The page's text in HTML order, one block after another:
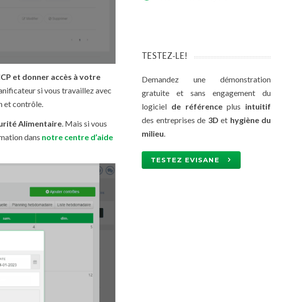
et donner accès à votre
si vous travaillez avec
et contrôle.
Alimentaire . Mais si vous
dans notre centre d’aide
TESTEZ-LE!
Demandez une démonstration
gratuite et sans engagement du
logiciel de référenceplus intuitif
des entreprises de 3D et hygiène du
milieu.
TESTEZ EVISANE